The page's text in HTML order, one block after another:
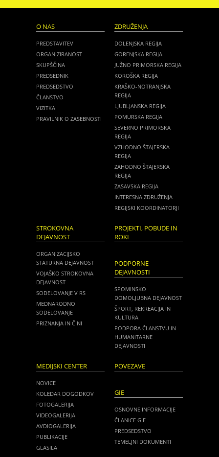
O NAS
PREDSTAVITEV
ORGANIZIRANOST
SKUPŠČINA
PREDSEDNIK
PREDSEDSTVO
ČLANSTVO
VIZITKA
PRAVILNIK O ZASEBNOSTI
ZDRUŽENJA
DOLENJSKA REGIJA
GORENJSKA REGIJA
JUŽNO PRIMORSKA REGIJA
KOROŠKA REGIJA
KRAŠKO-NOTRANJSKA
REGIJA
LJUBLJANSKA REGIJA
POMURSKA REGIJA
SEVERNO PRIMORSKA
REGIJA
VZHODNO ŠTAJERSKA
REGIJA
ZAHODNO ŠTAJERSKA
REGIJA
ZASAVSKA REGIJA
INTERESNA ZDRUŽENJA
REGIJSKI KOORDINATORJI
STROKOVNA
DEJAVNOST
ORGANIZACIJSKO
STATURNA DEJAVNOST
VOJAŠKO STROKOVNA
DEJAVNOST
SODELOVANJE V RS
MEDNARODNO
SODELOVANJE
PRIZNANJA IN ČINI
PROJEKTI, POBUDE IN
ROKI
PODPORNE
DEJAVNOSTI
SPOMINSKO
DOMOLJUBNA DEJAVNOST
ŠPORT, REKREACIJA IN
KULTURA
PODPORA ČLANSTVU IN
HUMANITARNE
DEJAVNOSTI
MEDIJSKI CENTER
NOVICE
KOLEDAR DOGODKOV
FOTOGALERIJA
VIDEOGALERIJA
AVDIOGALERIJA
PUBLIKACIJE
GLASILA
POVEZAVE
GIE
OSNOVNE INFORMACIJE
ČLANICE GIE
PREDSEDSTVO
TEMELJNI DOKUMENTI